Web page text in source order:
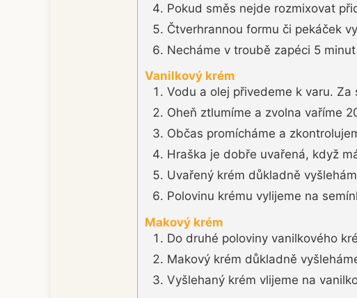
Pokud směs nejde rozmixovat
Čtverhrannou formu či pekáček
Necháme v troubě zapéci 5
Vanilkový krém
Vodu a olej přivedeme k varu.
Oheň ztlumíme a zvolna vaříme
Občas promícháme a
Hraška je dobře uvařená, když
Uvařený krém důkladně
Polovinu krému vylijeme na
Makový krém
Do druhé poloviny vanilkového
Makový krém důkladně
Vyšlehaný krém vlijeme na